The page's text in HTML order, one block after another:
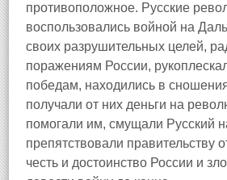
противоположное. Русские
воспользовались войной на
своих разрушительных целей,
поражениям России,
победам, находились в
получали от них деньги на
помогали им, смущали Русский
препятствовали правительству
честь и достоинство России и